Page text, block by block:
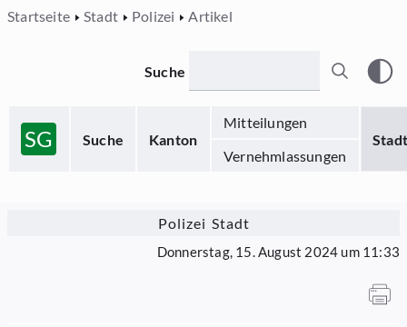
Startseite Stadt Polizei Artikel
SG Suche Kanton
Mitteilungen
Stadt
Vernehmlassungen
Suche
Polizei Stadt
Donnerstag, 15. August 2024 um 11:33